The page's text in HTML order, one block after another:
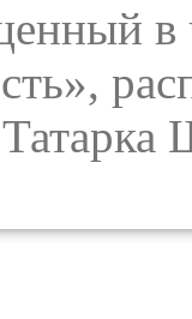
в